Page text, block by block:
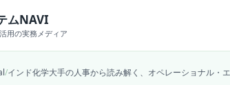
ムNAVI
用の実務メディア
/インド化学大手の人事から読み解く、オペレーショナル・